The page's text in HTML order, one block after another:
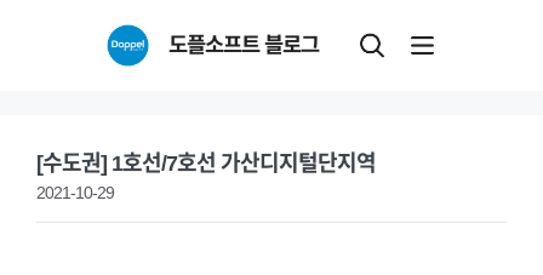
도플소프트 블로그
[수도권] 1호선/7호선 가산디지털단지역
2021-10-29